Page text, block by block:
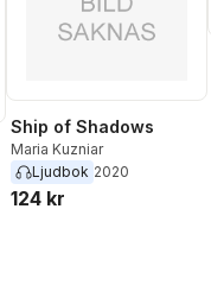
Ship of Shadows
Maria Kuzniar
Ljudbok 2020
124 kr